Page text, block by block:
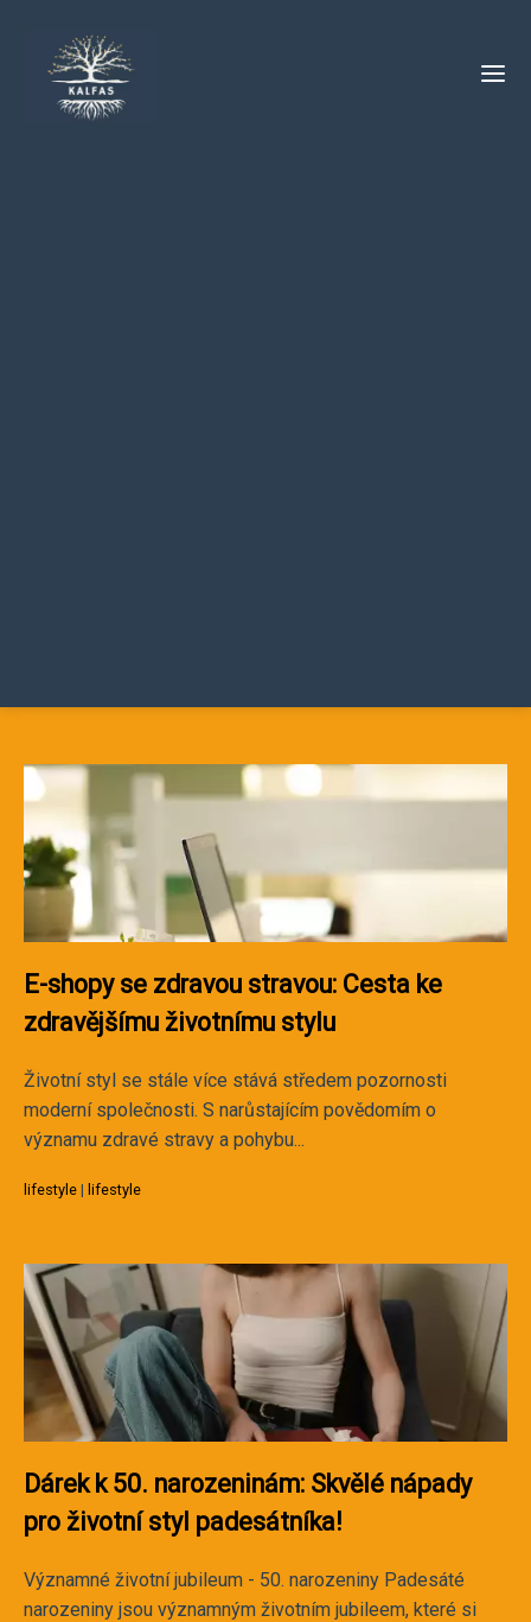
E-shopy se zdravou stravou: Cesta ke
zdravějšímu životnímu stylu
Životní styl se stále více stává středem pozornosti
moderní společnosti. S narůstajícím povědomím o
významu zdravé stravy a pohybu...
lifestyle | lifestyle
Dárek k 50. narozeninám: Skvělé nápady
pro životní styl padesátníka!
Významné životní jubileum - 50. narozeniny Padesáté
narozeniny jsou významným životním jubileem, které si